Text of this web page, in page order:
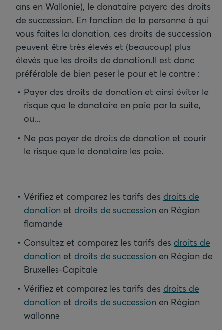
ans en Wallonie), le donataire payera des droits
de succession. En fonction de la personne à qui
vous faites la donation, ces droits de succession
peuvent être très élevés et (beaucoup) plus
élevés que les droits de donation.Il est donc
préférable de bien peser le pour et le contre :
Payer des droits de donation et ainsi éviter le
risque que le donataire en paie par la suite,
ou...
Ne pas payer de droits de donation et courir
le risque que le donataire les paie.
Vérifiez et comparez les tarifs des droits de
donation et droits de succession en Région
flamande
Consultez et comparez les tarifs des droits de
donation et droits de succession en Région de
Bruxelles-Capitale
Vérifiez et comparez les tarifs des droits de
donation et droits de succession en Région
wallonne